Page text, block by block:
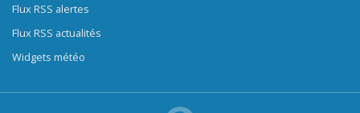
Flux RSS alertes
Flux RSS actualités
Widgets météo